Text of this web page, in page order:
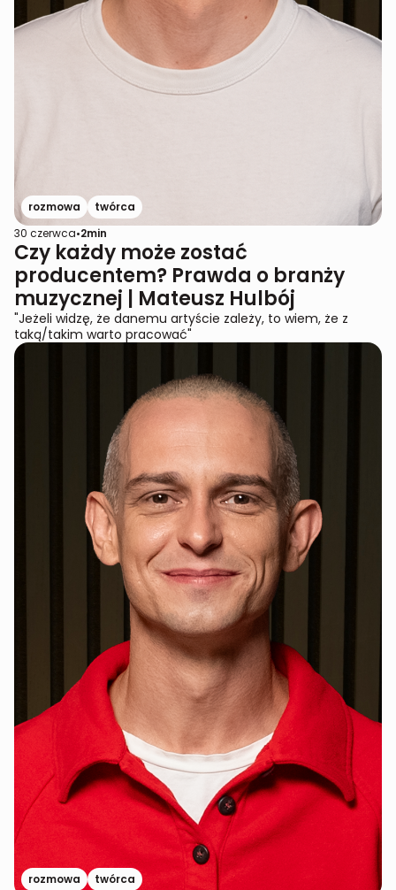
rozmowa
twórca
30 czerwca•2min
Czy każdy może zostać
producentem? Prawda o branży
muzycznej | Mateusz Hulbój
"Jeżeli widzę, że danemu artyście zależy, to wiem, że z
taką/takim warto pracować"
rozmowa twórca